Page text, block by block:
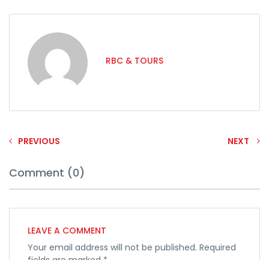
RBC & TOURS
PREVIOUS NEXT
Comment (0)
LEAVE A COMMENT
Your email address will not be published. Required